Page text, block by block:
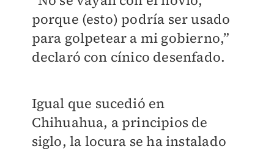
porque (esto) podría ser usado
para golpetear a mi gobierno,”
declaró con cínico desenfado.
Igual que sucedió en
Chihuahua, a principios de
siglo, la locura se ha instalado